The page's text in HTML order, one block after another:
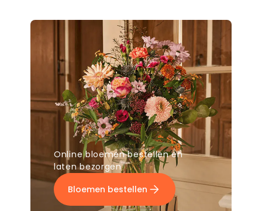
Online bloemen bestellen en
laten bezorgen
Bloemen bestellen